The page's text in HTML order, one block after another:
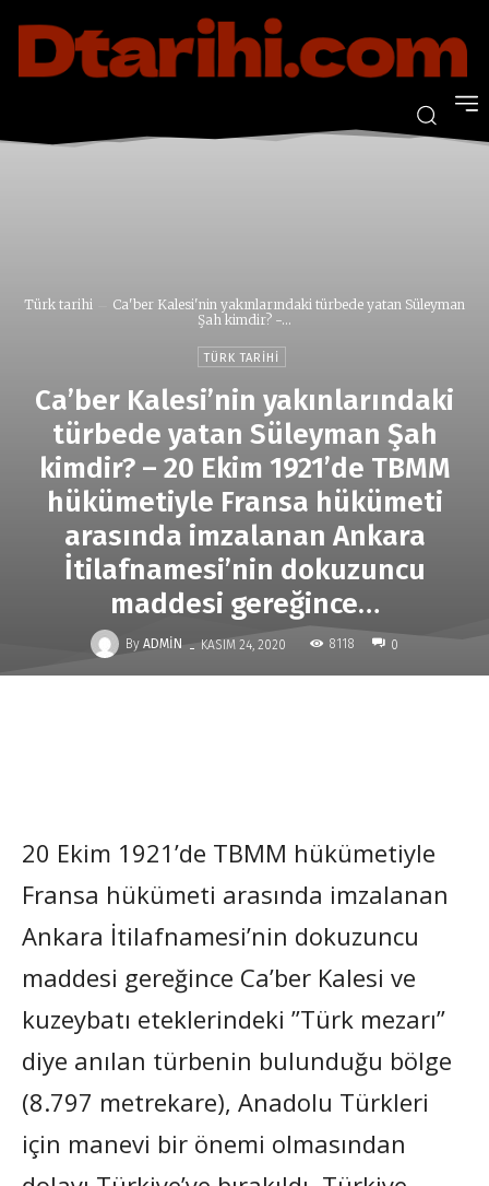
Türk tarihi
Ca'ber Kalesi'nin yakınlarındaki türbede yatan Süleyman
Şah kimdir? -...
TÜRK TARIHI
Ca’ber Kalesi’nin yakınlarındaki
türbede yatan Süleyman Şah
kimdir? – 20 Ekim 1921’de TBMM
hükümetiyle Fransa hükümeti
arasında imzalanan Ankara
İtilafnamesi’nin dokuzuncu
maddesi gereğince…
By ADMIN - KASIM 24, 2020 8118 0
20 Ekim 1921’de TBMM hükümetiyle
Fransa hükümeti arasında imzalanan
Ankara İtilafnamesi’nin dokuzuncu
maddesi gereğince Ca’ber Kalesi ve
kuzeybatı eteklerindeki ”Türk mezarı”
diye anılan türbenin bulunduğu bölge
(8.797 metrekare), Anadolu Türkleri
için manevi bir önemi olmasından